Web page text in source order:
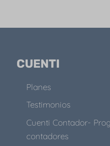
CUENTI
Planes
Testimonios
Cuenti Contador-
contadores